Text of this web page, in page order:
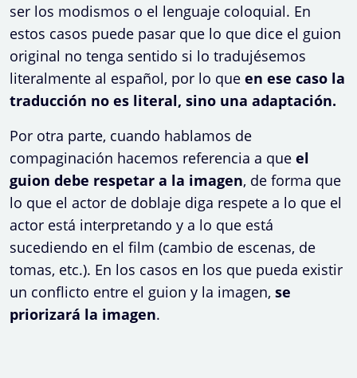
ser los modismos o el lenguaje coloquial. En
estos casos puede pasar que lo que dice el guion
original no tenga sentido si lo tradujésemos
literalmente al español, por lo que en ese caso la
traducción no es literal, sino una adaptación.
Por otra parte, cuando hablamos de
compaginación hacemos referencia a que el
guion debe respetar a la imagen, de forma que
lo que el actor de doblaje diga respete a lo que el
actor está interpretando y a lo que está
sucediendo en el film (cambio de escenas, de
tomas, etc.). En los casos en los que pueda existir
un conflicto entre el guion y la imagen, se
priorizará la imagen.